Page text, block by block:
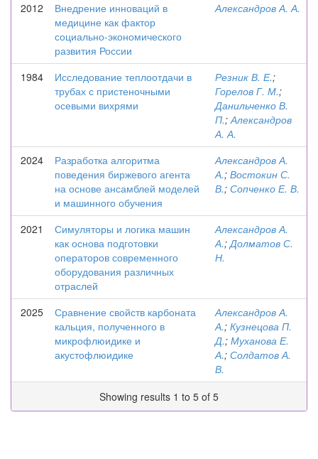
2012
Внедрение инноваций в
медицине как фактор
социально-экономического
развития России
Александров А. А.
1984
Исследование теплоотдачи в
трубах с пристеночными
осевыми вихрями
Резник В. Е.;
Горелов Г. М.;
Данильченко В.
П.;Александров
А. А.
2024
Разработка алгоритма
поведения биржевого агента
на основе ансамблей моделей
и машинного обучения
Александров А.
А.; Востокин С.
В.; Сопченко Е. В.
2021
Симуляторы и логика машин
как основа подготовки
операторов современного
оборудования различных
отраслей
Александров А.
А.;Долматов С.
Н.
2025
Сравнение свойств карбоната
кальция, полученного в
микрофлюидике и
акустофлюидике
Александров А.
А.; Кузнецова П.
Д.; Муханова Е.
А.; Солдатов А.
В.
Showing results 1 to 5 of 5